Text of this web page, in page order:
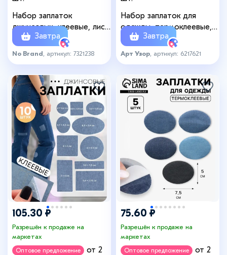
Набор заплаток
джинсовых, клеевые, лист
10 × 18 см, 10 шт, цвет
тёмная джинса
Завтра
No Brand , артикул: 7321238
Набор заплаток для
одежды, термоклеевые, 6
шт., синий
Завтра
Арт Узор , артикул: 6217621
105.30 ₽
Разрешён к продаже на
маркетах
Оптовое предложение
от 2
75.60 ₽
Разрешён к продаже на
маркетах
Оптовое предложение
от 2